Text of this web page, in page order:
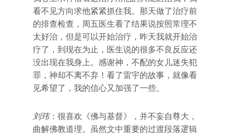
看不见方向求他紧紧抓住我。那天做了治疗前
的排查检查，周五医生看了结果说按照常理不
太好治，但是可以开始治疗，昨天我就开始治
疗了，到现在为止，医生说的很多不良反应还
没出现在我身上。感谢神，不配的女儿迷失犯
罪，神却不离不弃！看了雷宇的故事，就像看
见希望了，我的信心又加强了一些。
刘玮：很喜欢《佛与基督》，并不妄自尊大，
曲解佛教道理。虽然文中重要的过渡段落逻辑